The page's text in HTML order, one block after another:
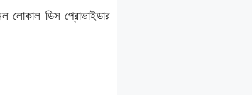
লোকাল ডিস প্রোভাইডার